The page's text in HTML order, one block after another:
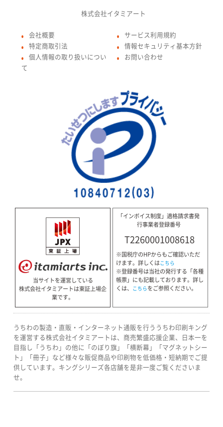
株式会社イタミアート
● 会社概要
● 特定商取引法
●
個人情報の取り扱いについ
て
● サービス利用規約
● 情報セキュリティ基本方針
● お問い合わせ
当サイトを運営している
株式会社イタミアートは東証上場企
業です。
「インボイス制度」適格請求書発
行事業者登録番号
T2260001008618
※国税庁のHPからもご確認いただ
けます。詳しくはこちら
※登録番号は当社の発行する「各種
帳票」にも記載しております。詳し
くは、 こちらをご参照ください。
うちわの製造・直販・インターネット通販を行ううちわ印刷キング
を運営する株式会社イタミアートは、商売繁盛応援企業、日本一を
目指し「うちわ」の他に「のぼり旗」「横断幕」「マグネットシー
ト」「冊子」など様々な販促商品や印刷物を低価格・短納期でご提
供しています。キングシリーズ各店舗を是非一度ご覧くださいま
せ。